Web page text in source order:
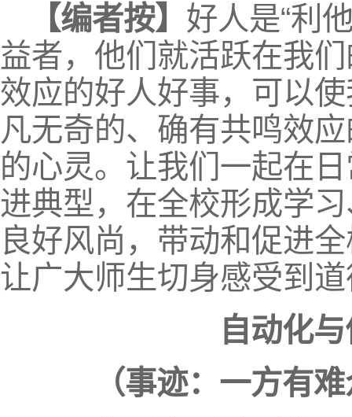
【编者按】 好人是“利
益者，他们就活跃在我
效应的好人好事，可以
凡无奇的、确有共鸣效
的心灵。让我们一起在
进典型，在全校形成学
良好风尚，带动和促进
让广大师生切身感受到
自动化
（事迹：一方有